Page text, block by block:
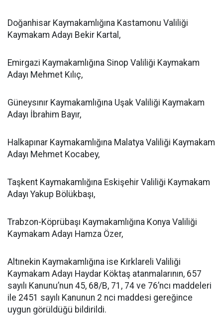
Doğanhisar Kaymakamlığına Kastamonu Valiliği
Kaymakam Adayı Bekir Kartal,
Emirgazi Kaymakamlığına Sinop Valiliği Kaymakam
Adayı Mehmet Kılıç,
Güneysınır Kaymakamlığına Uşak Valiliği Kaymakam
Adayı İbrahim Bayır,
Halkapınar Kaymakamlığına Malatya Valiliği Kaymakam
Adayı Mehmet Kocabey,
Taşkent Kaymakamlığına Eskişehir Valiliği Kaymakam
Adayı Yakup Bölükbaşı,
Trabzon-Köprübaşı Kaymakamlığına Konya Valiliği
Kaymakam Adayı Hamza Özer,
Altınekin Kaymakamlığına ise Kırklareli Valiliği
Kaymakam Adayı Haydar Köktaş atanmalarının, 657
sayılı Kanunu’nun 45, 68/B, 71, 74 ve 76’ncı maddeleri
ile 2451 sayılı Kanunun 2 nci maddesi gereğince
uygun görüldüğü bildirildi.